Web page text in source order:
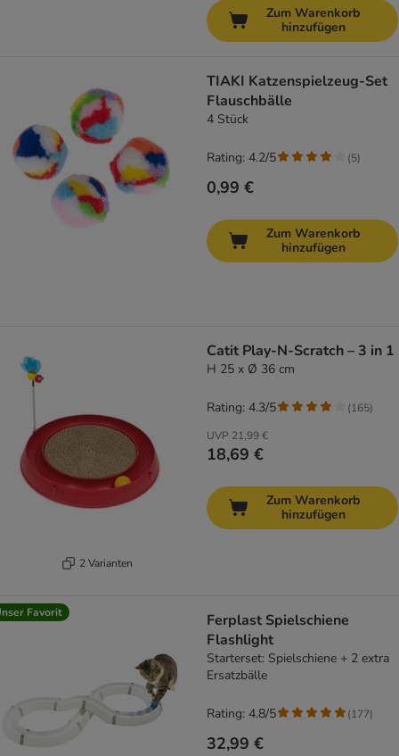
Zum Warenkorb
hinzufügen
TIAKI Katzenspielzeug-Set
Flauschbälle
4 Stück
0,99 €
Rating: 4.2/5 (5)
Zum Warenkorb
hinzufügen
2 Varianten
Catit Play-N-Scratch – 3 in 1
H 25 x Ø 36 cm
UVP 21,99 €
18,69 €
Rating: 4.3/5 (165)
Zum Warenkorb
hinzufügen
Favorit
Ferplast Spielschiene
Flashlight
Starterset: Spielschiene + 2 extra
Ersatzbälle
32,99 €
Rating: 4.8/5 (177)